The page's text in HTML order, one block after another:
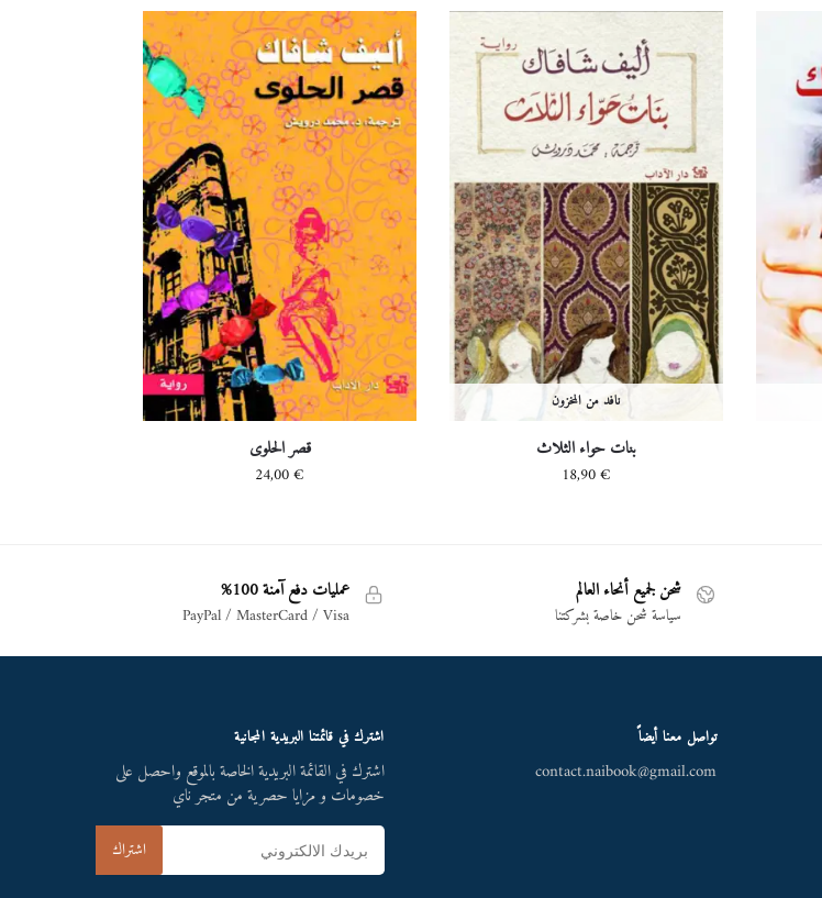
نافد من المخزون
بنات حواء الثلاث
18,90€
قصر الحلوى
24,00€
شحن لجميع أنحاء العالم
سياسة شحن خاصة بشركتنا
عمليات دفع آمنة 100%
PayPal / MasterCard / Visa
تواصل معنا أيضاً
contact.naibook@gmail.com
اشترك في قائمتنا البريدية المجانية
اشترك في القائمة البريدية الخاصة بالموقع واحصل على
خصومات و مزايا حصرية من متجر ناي